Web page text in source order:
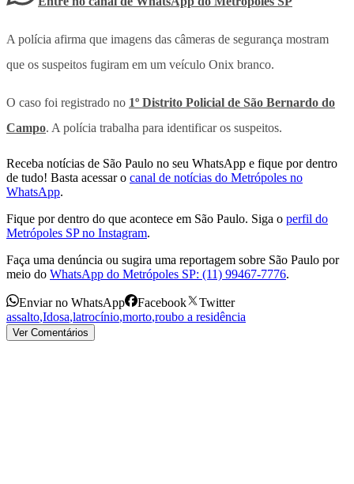
A polícia afirma que imagens das câmeras de segurança mostram
que os suspeitos fugiram em um veículo Onix branco.
O caso foi registrado no 1º Distrito Policial de São Bernardo do
Campo. A polícia trabalha para identificar os suspeitos.
Receba notícias de São Paulo no seu WhatsApp e fique por dentro
de tudo! Basta acessar o canal de notícias do Metrópoles no
WhatsApp.
Fique por dentro do que acontece em São Paulo. Siga o perfil do
Metrópoles SP no Instagram.
Faça uma denúncia ou sugira uma reportagem sobre São Paulo por
meio do WhatsApp do Metrópoles SP: (11) 99467-7776.
Enviar no WhatsApp Facebook
Twitter
assalto,Idosa,latrocínio,morto,roubo a residência
Ver Comentários